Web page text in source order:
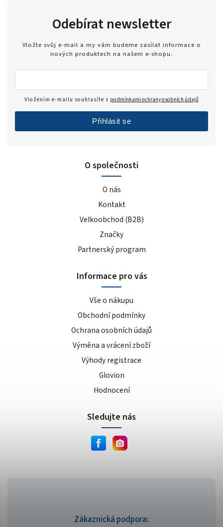
Zákaznická podpora:
O společnosti
O nás
Kontakt
Velkoobchod (B2B)
Značky
Partnerský program
Informace pro vás
Vše o nákupu
Obchodní podmínky
Ochrana osobních údajů
Výměna a vrácení zboží
Výhody registrace
Glovion
Hodnocení
Odebírat newsletter
Vložte svůj e-mail a my vám budeme zasílat informace o
nových produktech na našem e-shopu.
Vložením e-mailu souhlasíte s podmínkami ochrany osobních údajů
Přihlásit se
Sledujte nás